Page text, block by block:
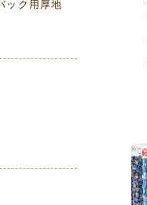
ック用厚地